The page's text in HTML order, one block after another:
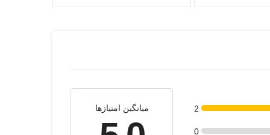
میانگین امتیازها 2
0